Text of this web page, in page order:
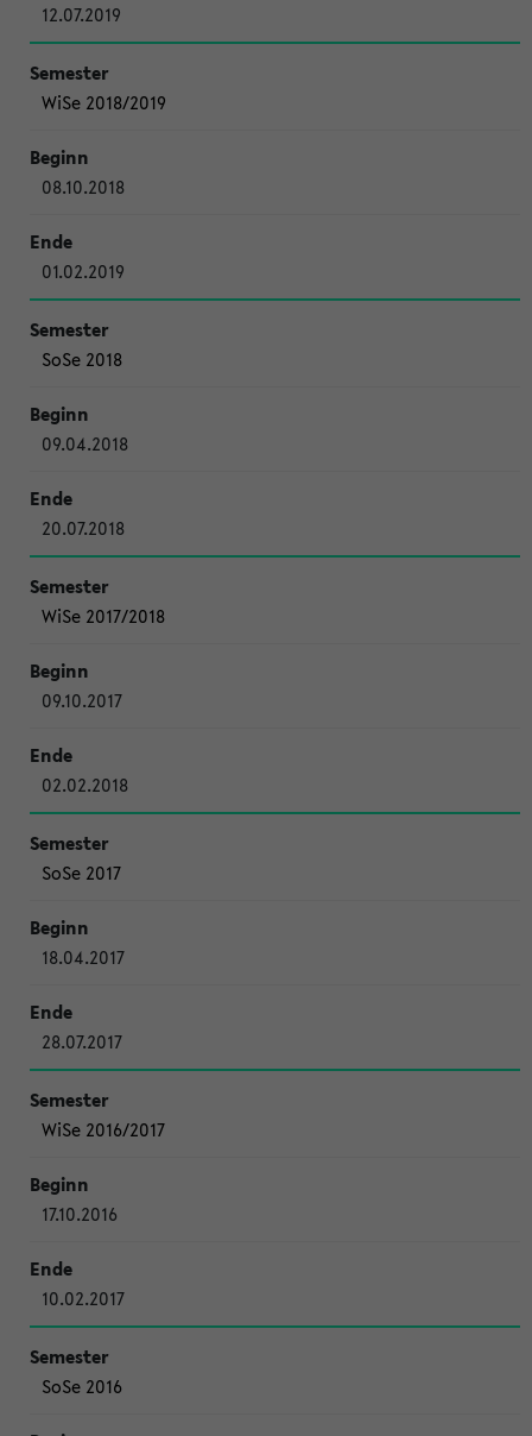
12.07.2019
WiSe 2018/2019
08.10.2018
01.02.2019
SoSe 2018
09.04.2018
20.07.2018
WiSe 2017/2018
09.10.2017
02.02.2018
SoSe 2017
18.04.2017
28.07.2017
WiSe 2016/2017
17.10.2016
10.02.2017
SoSe 2016